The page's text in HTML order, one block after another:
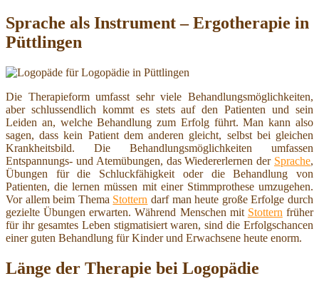
Sprache als Instrument – Ergotherapie in
Püttlingen
Die Therapieform umfasst sehr viele Behandlungsmöglichkeiten,
aber schlussendlich kommt es stets auf den Patienten und sein
Leiden an, welche Behandlung zum Erfolg führt. Man kann also
sagen, dass kein Patient dem anderen gleicht, selbst bei gleichen
Krankheitsbild. Die Behandlungsmöglichkeiten umfassen
Entspannungs- und Atemübungen, das Wiedererlernen der Sprache,
Übungen für die Schluckfähigkeit oder die Behandlung von
Patienten, die lernen müssen mit einer Stimmprothese umzugehen.
Vor allem beim Thema Stottern darf man heute große Erfolge durch
gezielte Übungen erwarten. Während Menschen mit Stottern früher
für ihr gesamtes Leben stigmatisiert waren, sind die Erfolgschancen
einer guten Behandlung für Kinder und Erwachsene heute enorm.
Länge der Therapie bei Logopädie